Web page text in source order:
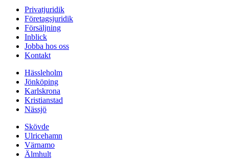
Privatjuridik
Företagsjuridik
Försäljning
Inblick
Jobba hos oss
Kontakt
Hässleholm
Jönköping
Karlskrona
Kristianstad
Nässjö
Skövde
Ulricehamn
Värnamo
Älmhult